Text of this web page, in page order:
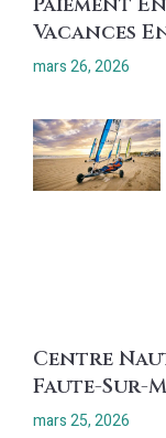
Vacances
mars 26, 2026
Centre
Faute-Sur-
mars 25, 2026